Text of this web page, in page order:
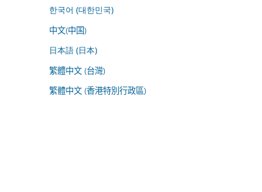
한국어 (대한민국)
中文(中国)
日本語 (日本)
繁體中文 (台灣)
繁體中文 (香港特別行政區)